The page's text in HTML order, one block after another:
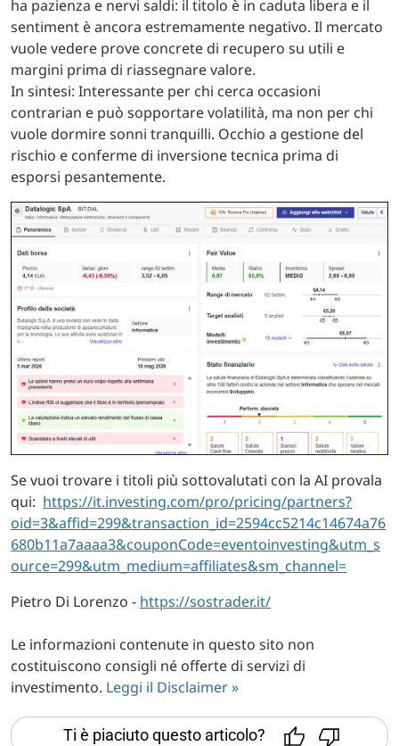
ha pazienza e nervi saldi: il titolo è in caduta libera e il
sentiment è ancora estremamente negativo. Il mercato
vuole vedere prove concrete di recupero su utili e
margini prima di riassegnare valore.
In sintesi: Interessante per chi cerca occasioni
contrarian e può sopportare volatilità, ma non per chi
vuole dormire sonni tranquilli. Occhio a gestione del
rischio e conferme di inversione tecnica prima di
esporsi pesantemente.
Se vuoi trovare i titoli più sottovalutati con la AI provala
qui: https://it.investing.com/pro/pricing/partners?
oid=3&affid=299&transaction_id=2594cc5214c14674a76
680b11a7aaaa3&couponCode=eventoinvesting&utm_s
ource=299&utm_medium=affiliates&sm_channel=
Pietro Di Lorenzo - https://sostrader.it/
Le informazioni contenute in questo sito non
costituiscono consigli né offerte di servizi di
investimento. Leggi il Disclaimer »
Ti è piaciuto questo articolo?